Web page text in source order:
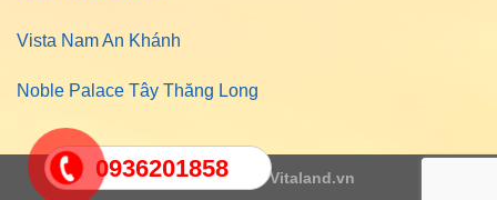
0936201858
Vista Nam An Khánh
Noble Palace Tây Thăng Long
Copyright 2026 ©Vitaland.vn